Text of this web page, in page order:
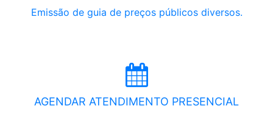
Emissão de guia de preços públicos diversos.
AGENDAR ATENDIMENTO PRESENCIAL